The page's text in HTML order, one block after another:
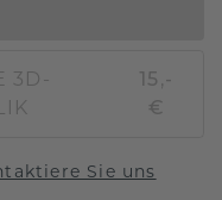
3D-
15,-
€
Sie uns